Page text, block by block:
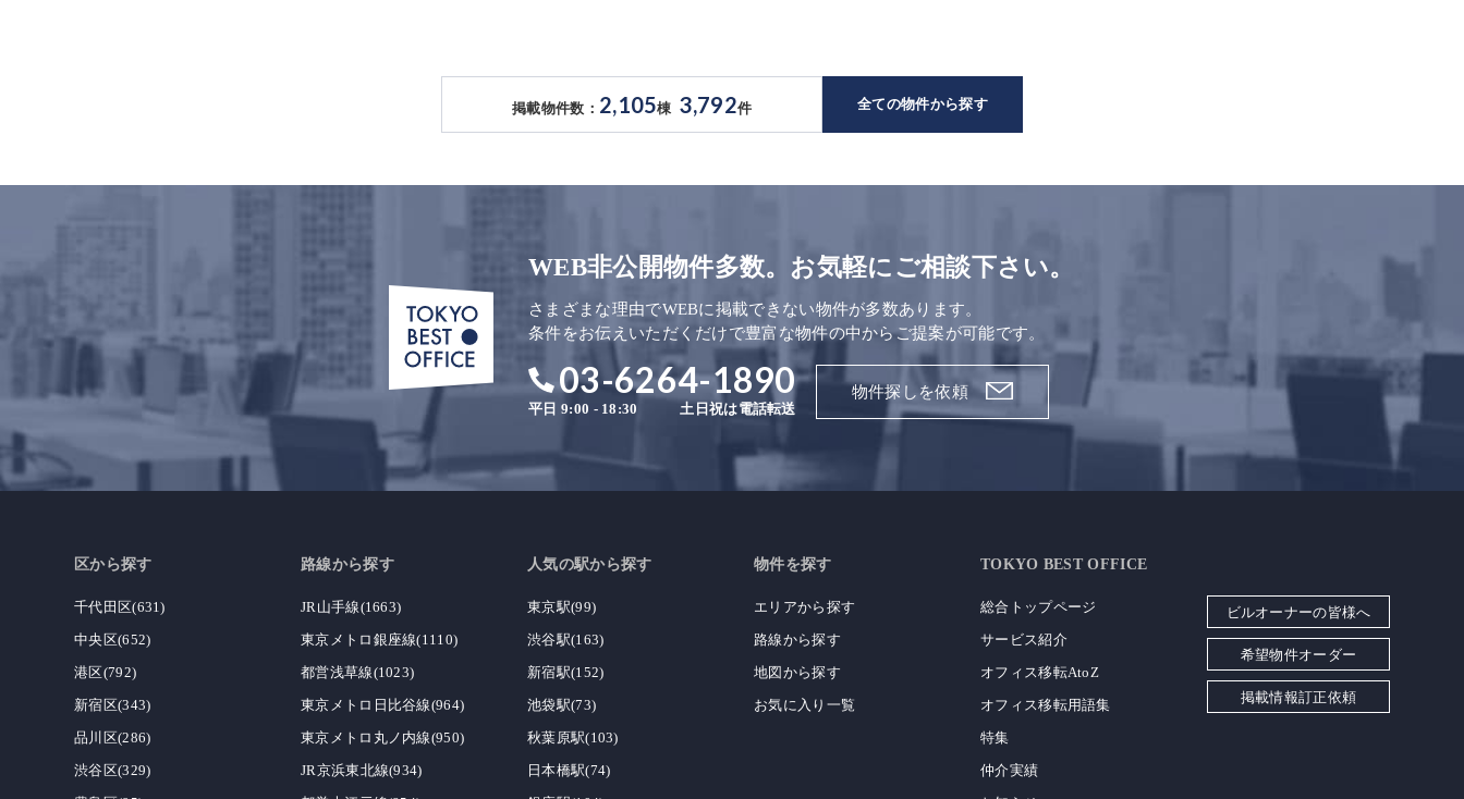
掲載物件数： 2,105棟 3,792件 全ての物件から探す
WEB非公開物件多数。お気軽にご相談下さい。
さまざまな理由でWEBに掲載できない物件が多数あります。
条件をお伝えいただくだけで豊富な物件の中からご提案が可能です。
03-6264-1890
平日 9:00 - 18:30 土日祝は電話転送
物件探しを依頼
区から探す
千代田区(631)
中央区(652)
港区(792)
新宿区(343)
品川区(286)
渋谷区(329)
路線から探す
JR山手線(1663)
東京メトロ銀座線(1110)
都営浅草線(1023)
東京メトロ日比谷線(964)
東京メトロ丸ノ内線(950)
JR京浜東北線(934)
人気の駅から探す
東京駅(99)
渋谷駅(163)
新宿駅(152)
池袋駅(73)
秋葉原駅(103)
日本橋駅(74)
物件を探す
エリアから探す
路線から探す
地図から探す
お気に入り一覧
TOKYO BEST OFFICE
総合トップページ
サービス紹介
オフィス移転AtoZ
オフィス移転用語集
特集
仲介実績
ビルオーナーの皆様へ
希望物件オーダー
掲載情報訂正依頼